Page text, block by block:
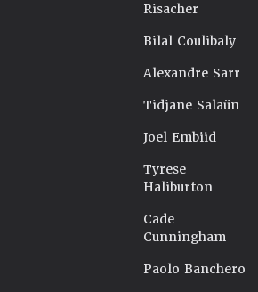
Risacher
Bilal Coulibaly
Alexandre Sarr
Tidjane Salaün
Joel Embiid
Tyrese
Haliburton
Cade
Cunningham
Paolo Banchero